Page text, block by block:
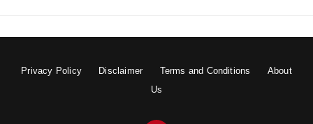
Privacy Policy Disclaimer Terms and Conditions
About
Us